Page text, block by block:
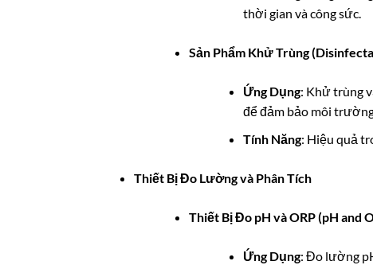
thời gian và công sức.
Sản Phẩm Khử Trùng
Ứng Dụng: Khử trùng
để đảm bảo môi
Tính Năng: Hiệu quả
Thiết Bị Đo Lường và Phân Tích
Thiết Bị Đo pH và ORP (pH and
Ứng Dụng: Đo lường